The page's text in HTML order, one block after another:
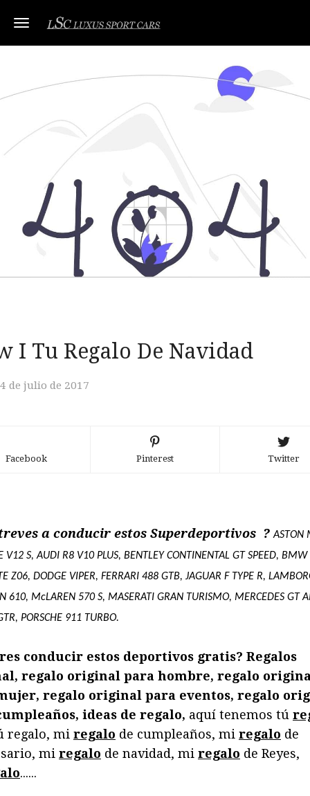
Toggle navigation
I Tu Regalo De Navidad
de julio de 2017
Facebook Pinterest Twitter
a conducir estos Superdeportivos ? ASTON
V12 S, AUDI R8 V10 PLUS, BENTLEY CONTINENTAL GT SPEED,
Z06, DODGE VIPER, FERRARI 488 GTB, JAGUAR F TYPE R,
610, McLAREN 570 S, MASERATI GRAN TURISMO, MERCEDES GT
PORSCHE 911 TURBO.
conducir estos deportivos gratis? Regalos
regalo original para hombre, regalo
regalo original para eventos, regalo
ideas de regalo, aquí tenemos tú
regalo, mi regalo de cumpleaños, mi regalo de
mi regalo de navidad, mi regalo de Reyes,
......